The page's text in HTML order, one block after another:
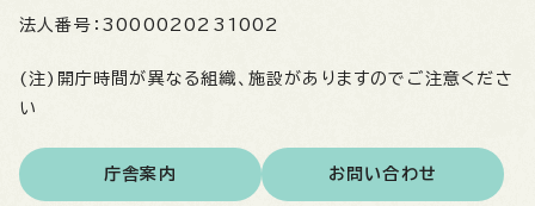
法人番号： 3000020231002
(注)開庁時間が異なる組織、施設がありますのでご注意くださ
い
庁舎案内 お問い合わせ